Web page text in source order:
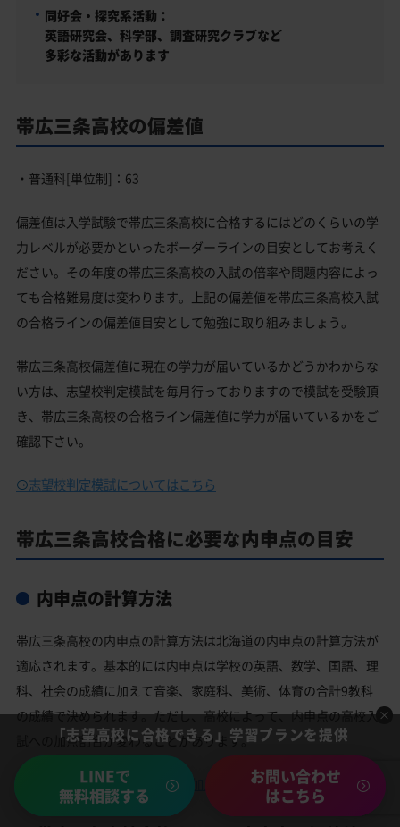
同好会・探究系活動：
英語研究会、科学部、調査研究クラブなど
多彩な活動があります
帯広三条高校の偏差値
・普通科[単位制]：63
偏差値は入学試験で帯広三条高校に合格するにはどのくらいの学
力レベルが必要かといったボーダーラインの目安としてお考えく
ださい。その年度の帯広三条高校の入試の倍率や問題内容によっ
ても合格難易度は変わります。上記の偏差値を帯広三条高校入試
の合格ラインの偏差値目安として勉強に取り組みましょう。
帯広三条高校偏差値に現在の学力が届いているかどうかわからな
い方は、志望校判定模試を毎月行っておりますので模試を受験頂
き、帯広三条高校の合格ライン偏差値に学力が届いているかをご
確認下さい。
志望校判定模試についてはこちら
帯広三条高校合格に必要な内申点の目安
内申点の計算方法
帯広三条高校の内申点の計算方法は北海道の内申点の計算方法が
適応されます。基本的には内申点は学校の英語、数学、国語、理
科、社会の成績に加えて音楽、家庭科、美術、体育の合計9教科
の成績で決められます。ただし、高校によって、内申点の高校入
試への加点割合が変わることがあります。
北海道の内申点の計算方法と加点についてはこちら
「志望高校に合格できる」学習プランを提供
LINEで
無料相談する
お問い合わせ
はこちら